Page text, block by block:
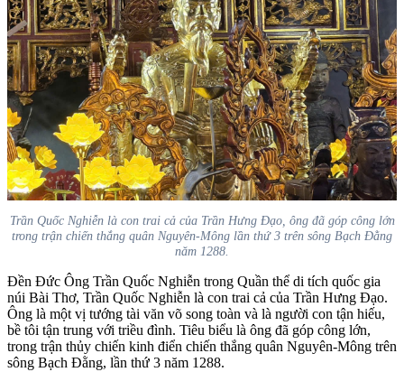
Trần Quốc Nghiễn là con trai cả của Trần Hưng Đạo, ông đã góp công lớn
trong trận chiến thắng quân Nguyên-Mông lần thứ 3 trên sông Bạch Đằng
năm 1288.
Đền Đức Ông Trần Quốc Nghiễn trong Quần thể di tích quốc gia
núi Bài Thơ, Trần Quốc Nghiễn là con trai cả của Trần Hưng Đạo.
Ông là một vị tướng tài văn võ song toàn và là người con tận hiếu,
bề tôi tận trung với triều đình. Tiêu biểu là ông đã góp công lớn,
trong trận thủy chiến kinh điển chiến thắng quân Nguyên-Mông trên
sông Bạch Đằng, lần thứ 3 năm 1288.